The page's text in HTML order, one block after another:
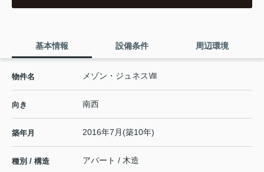
基本情報 設備条件 周辺環境
物件名 メゾン・ジュネスⅧ
向き 南西
築年月 2016年7月(築10年)
種別 / 構造 アパート / 木造